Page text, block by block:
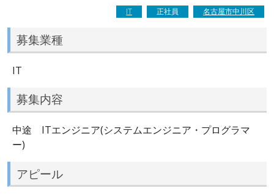
IT 正社員 名古屋市中川区
募集業種
IT
募集内容
中途 ITエンジニア(システムエンジニア・プログラマ
ー)
アピール